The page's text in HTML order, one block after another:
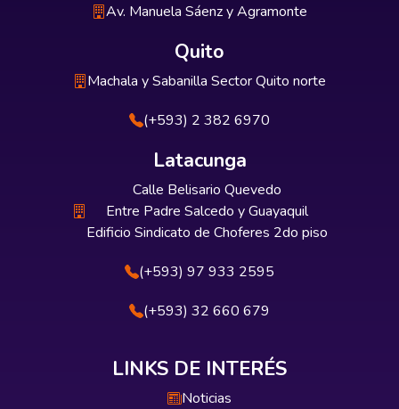
Av. Manuela Sáenz y Agramonte
Quito
Machala y Sabanilla Sector Quito norte
(+593) 2 382 6970
Latacunga
Calle Belisario Quevedo
Entre Padre Salcedo y Guayaquil
Edificio Sindicato de Choferes 2do piso
(+593) 97 933 2595
(+593) 32 660 679
LINKS DE INTERÉS
Noticias